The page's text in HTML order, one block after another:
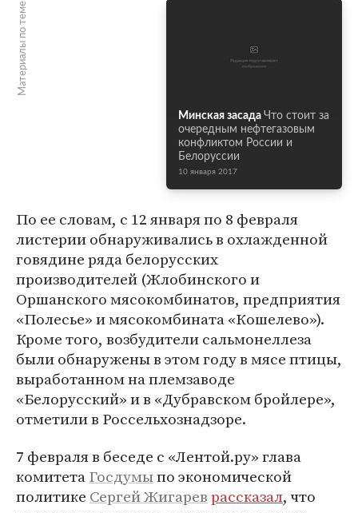
Материалы по теме
Минская засада Что стоит за
очередным нефтегазовым
конфликтом России и
Белоруссии
10 января 2017
По ее словам, с 12 января по 8 февраля
листерии обнаруживались в охлажденной
говядине ряда белорусских
производителей (Жлобинского и
Оршанского мясокомбинатов, предприятия
«Полесье» и мясокомбината «Кошелево»).
Кроме того, возбудители сальмонеллеза
были обнаружены в этом году в мясе птицы,
выработанном на племзаводе
«Белорусский» и в «Дубравском бройлере»,
отметили в Россельхознадзоре.
7 февраля в беседе с «Лентой.ру» глава
комитетаГосдумыпо экономической
политике Сергей Жигареврассказал, что